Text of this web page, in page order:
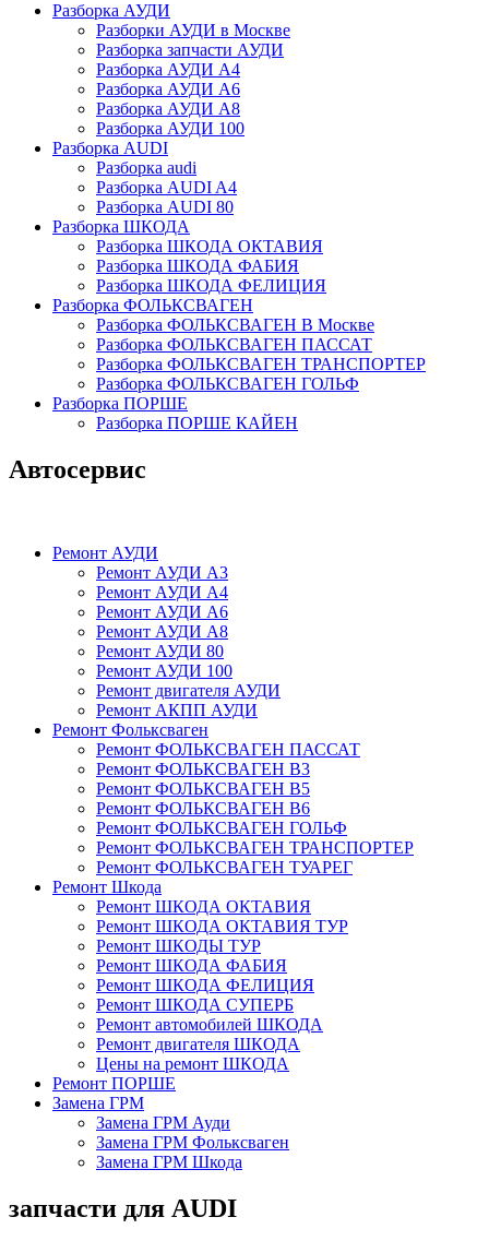
Разборка АУДИ
Разборки АУДИ в Москве
Разборка запчасти АУДИ
Разборка АУДИ А4
Разборка АУДИ А6
Разборка АУДИ А8
Разборка АУДИ 100
Разборка AUDI
Разборка audi
Разборка AUDI A4
Разборка AUDI 80
Разборка ШКОДА
Разборка ШКОДА ОКТАВИЯ
Разборка ШКОДА ФАБИЯ
Разборка ШКОДА ФЕЛИЦИЯ
Разборка ФОЛЬКСВАГЕН
Разборка ФОЛЬКСВАГЕН В Москве
Разборка ФОЛЬКСВАГЕН ПАССАТ
Разборка ФОЛЬКСВАГЕН ТРАНСПОРТЕР
Разборка ФОЛЬКСВАГЕН ГОЛЬФ
Разборка ПОРШЕ
Разборка ПОРШЕ КАЙЕН
Автосервис
Ремонт АУДИ
Ремонт АУДИ А3
Ремонт АУДИ А4
Ремонт АУДИ А6
Ремонт АУДИ А8
Ремонт АУДИ 80
Ремонт АУДИ 100
Ремонт двигателя АУДИ
Ремонт АКПП АУДИ
Ремонт Фольксваген
Ремонт ФОЛЬКСВАГЕН ПАССАТ
Ремонт ФОЛЬКСВАГЕН В3
Ремонт ФОЛЬКСВАГЕН В5
Ремонт ФОЛЬКСВАГЕН В6
Ремонт ФОЛЬКСВАГЕН ГОЛЬФ
Ремонт ФОЛЬКСВАГЕН ТРАНСПОРТЕР
Ремонт ФОЛЬКСВАГЕН ТУАРЕГ
Ремонт Шкода
Ремонт ШКОДА ОКТАВИЯ
Ремонт ШКОДА ОКТАВИЯ ТУР
Ремонт ШКОДЫ ТУР
Ремонт ШКОДА ФАБИЯ
Ремонт ШКОДА ФЕЛИЦИЯ
Ремонт ШКОДА СУПЕРБ
Ремонт автомобилей ШКОДА
Ремонт двигателя ШКОДА
Цены на ремонт ШКОДА
Ремонт ПОРШЕ
Замена ГРМ
Замена ГРМ Ауди
Замена ГРМ Фольксваген
Замена ГРМ Шкода
запчасти для AUDI